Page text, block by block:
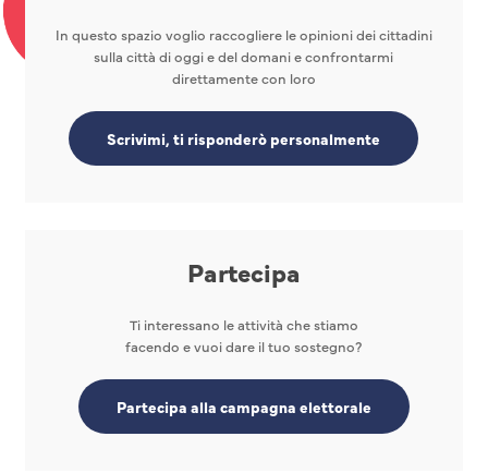
In questo spazio voglio raccogliere le opinioni dei cittadini
sulla città di oggi e del domani e confrontarmi
direttamente con loro
Scrivimi, ti risponderò personalmente
Partecipa
Ti interessano le attività che stiamo
facendo e vuoi dare il tuo sostegno?
Partecipa alla campagna elettorale